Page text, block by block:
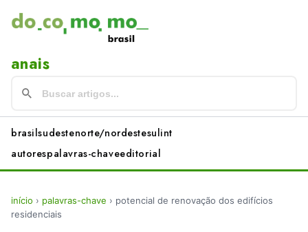
anais
brasilsudestenorte/nordestesulint
autorespalavras-chaveeditorial
início › palavras-chave › potencial de renovação dos edifícios
residenciais